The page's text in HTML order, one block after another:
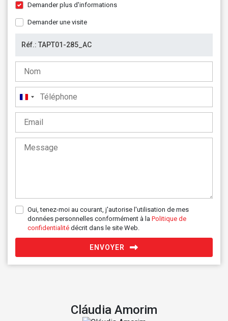
Demander plus d'informations
Demander une visite
France
+33
Oui, tenez-moi au courant, j'autorise l'utilisation de mes
données personnelles conformément à la Politique de
confidentialité décrit dans le site Web.
ENVOYER
Cláudia Amorim